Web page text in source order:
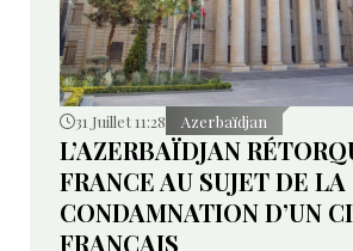
31 Juillet 11:28 Azerbaïdjan
L’AZERBAÏDJAN
FRANCE AU SUJET DE LA
CONDAMNATION D’UN
FRANÇAIS